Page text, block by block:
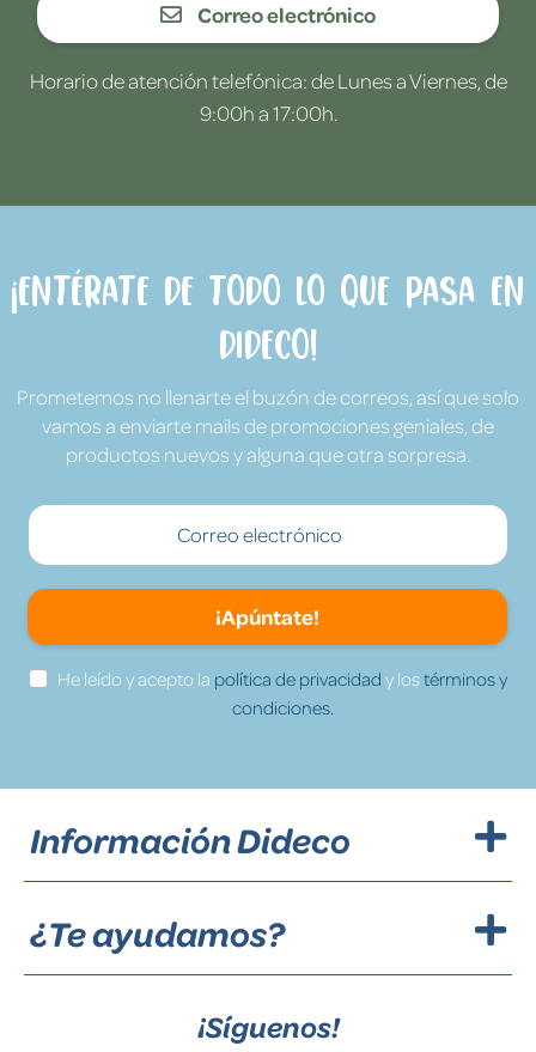
Correo electrónico
Horario de atención telefónica: de Lunes a Viernes, de
9:00h a 17:00h.
¡Entérate de todo lo que pasa en
Dideco!
Prometemos no llenarte el buzón de correos, así que solo
vamos a enviarte mails de promociones geniales, de
productos nuevos y alguna que otra sorpresa.
¡Apúntate!
He leído y acepto la política de privacidad y lostérminos y
condiciones.
Información Dideco
¿Te ayudamos?
¡Síguenos!